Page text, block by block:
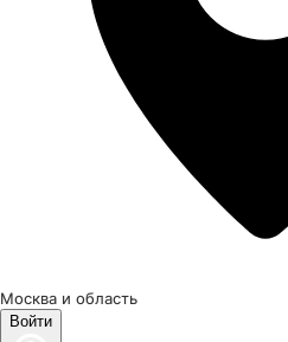
Москва и область
Войти